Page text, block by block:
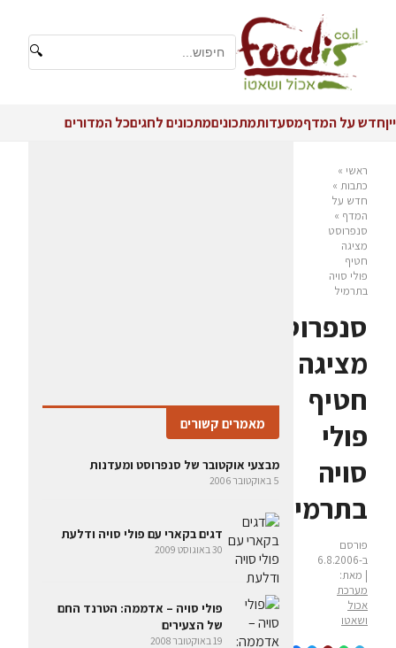
🔍
ייןחדש על המדףמסעדותמתכוניםמתכונים לחגיםכל המדורים
ראשי »
כתבות »
חדש על
המדף »
סנפרוסט
מציגה
חטיף
פולי סויה
בתרמיל
סנפרוסט
מציגה
חטיף
פולי
סויה
בתרמיל
פורסם
ב-6.8.2006
| מאת:
מערכת
אכול
ושאטו
מאמרים קשורים
מבצעי אוקטובר של סנפרוסט ומעדנות
5 באוקטובר 2006
דגים בקארי עם פולי סויה ודלעת
30 באוגוסט 2009
פולי סויה – אדממה: הטרנד החם
של הצעירים
19 באוקטובר 2008